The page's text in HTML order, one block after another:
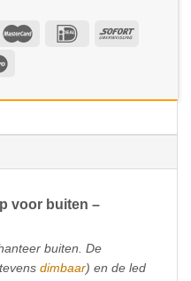
voor buiten –
buiten. De
dimbaar) en de led